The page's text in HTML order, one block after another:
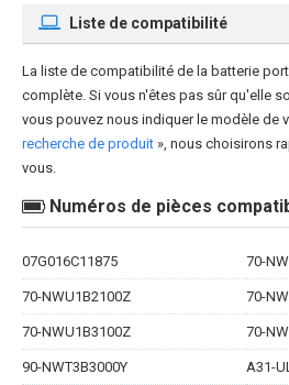
Liste de compatibilité
La liste de compatibilité de la batterie
complète. Si vous n'êtes pas sûr qu'elle
vous pouvez nous indiquer le modèle de
recherche de produit », nous choisirons
vous.
Numéros de pièces
07G016C11875 70-
70-NWU1B2100Z 70-
70-NWU1B3100Z 70-
90-NWT3B3000Y A31-